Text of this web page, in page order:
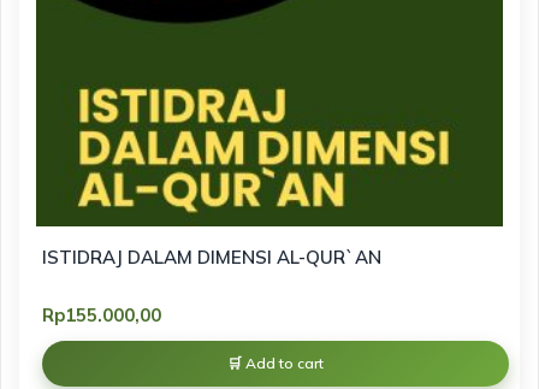
ISTIDRAJ DALAM DIMENSI AL-QUR`AN
Rp155.000,00
Add to cart